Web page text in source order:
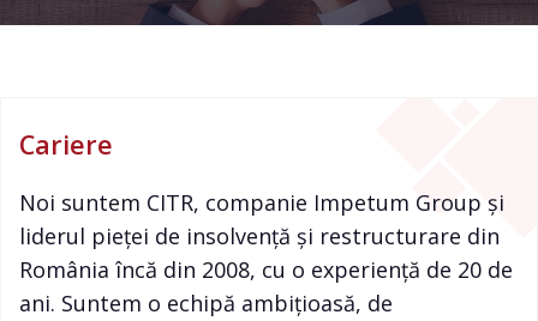
Cariere
Noi suntem CITR, companie Impetum Group și
liderul pieței de insolvență și restructurare din
România încă din 2008, cu o experiență de 20 de
ani. Suntem o echipă ambițioasă, de